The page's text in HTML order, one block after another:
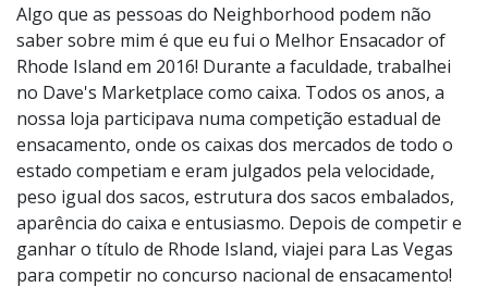
Algo que as pessoas do Neighborhood podem não
saber sobre mim é que eu fui o Melhor Ensacador of
Rhode Island em 2016! Durante a faculdade, trabalhei
no Dave's Marketplace como caixa. Todos os anos, a
nossa loja participava numa competição estadual de
ensacamento, onde os caixas dos mercados de todo o
estado competiam e eram julgados pela velocidade,
peso igual dos sacos, estrutura dos sacos embalados,
aparência do caixa e entusiasmo. Depois de competir e
ganhar o título de Rhode Island, viajei para Las Vegas
para competir no concurso nacional de ensacamento!